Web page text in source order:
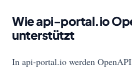
Wie api-portal.io
unterstützt
In api-portal.io werden